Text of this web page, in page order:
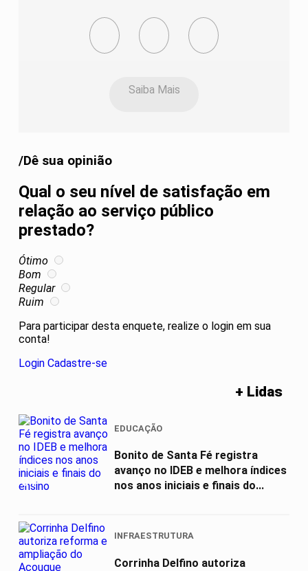
Saiba Mais
/Dê sua opinião
Qual o seu nível de satisfação em
relação ao serviço público
prestado?
Ótimo
Bom
Regular
Ruim
Para participar desta enquete, realize o login em sua
conta!
Login Cadastre-se
+ Lidas
01
EDUCAÇÃO
Bonito de Santa Fé registra
avanço no IDEB e melhora índices
nos anos iniciais e finais do...
INFRAESTRUTURA
Corrinha Delfino autoriza